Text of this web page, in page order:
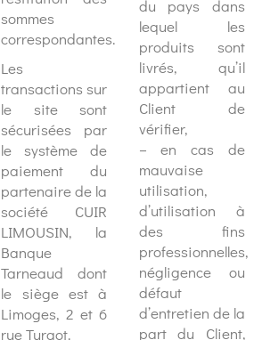
sommes
correspondantes.
Les
transactions sur
le site sont
sécurisées par
le système de
paiement du
partenaire de la
société CUIR
LIMOUSIN, la
Banque
Tarneaud dont
le siège est à
Limoges, 2 et 6
rue Turgot.
du pays dans
lequel les
produits sont
livrés, qu’il
appartient au
Client de
vérifier,
– en cas de
mauvaise
utilisation,
d’utilisation à
des fins
professionnelles,
négligence ou
défaut
d’entretien de la
part du Client,